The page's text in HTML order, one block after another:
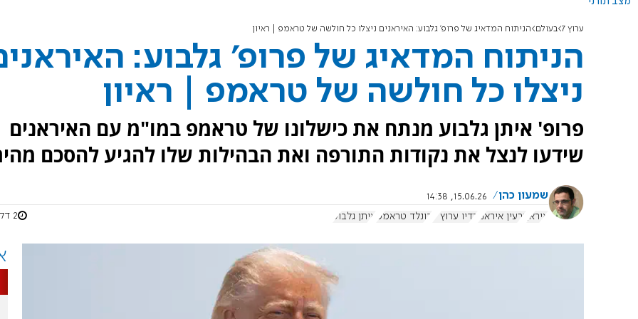
ערוץ 7 בעולם הניתוח המדאיג של פרופ' גלבוע: האיראנים ניצלו כל חולשה של טראמפ | ראיון
הניתוח המדאיג של פרופ' גלבוע:
ניצלו כל חולשה של טראמפ | ראיון
פרופ' איתן גלבוע מנתח את כישלונו של טראמפ במו"מ עם האיראנים
שידעו לנצל את נקודות התורפה ואת הבהילות שלו להגיע להסכם
שמעון כהן
15.06.26, 14:38
איראן גרעין איראני רדיו ערוץ 7 דונלד טראמפ איתן גלבוע 2 דקות